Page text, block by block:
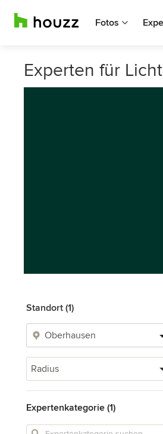
Fotos
Experten für
Standort (1)
Radius
Expertenkategorie (1)